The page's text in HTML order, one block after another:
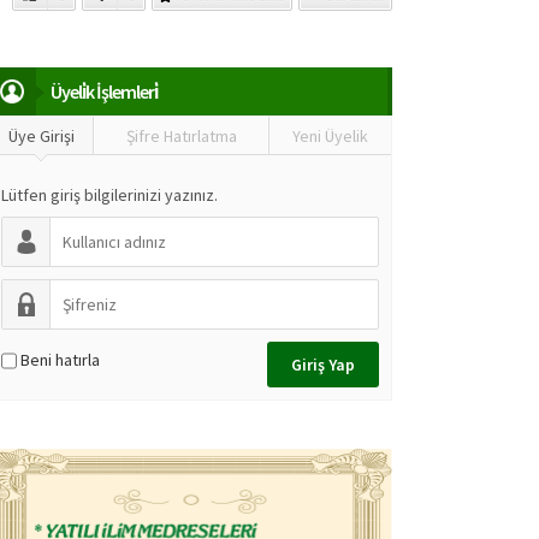
Üyeli̇k İşlemleri̇
Üye Girişi Şifre Hatırlatma Yeni Üyelik
Lütfen giriş bilgilerinizi yazınız.
Beni hatırla